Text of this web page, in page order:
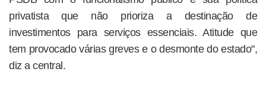
privatista que não prioriza a destinação de
investimentos para serviços essenciais. Atitude que
tem provocado várias greves e o desmonte do estado",
diz a central.